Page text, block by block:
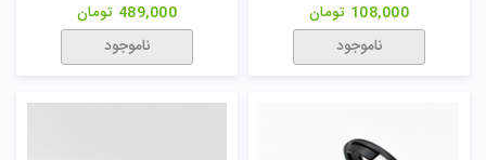
108,000 تومان
ناموجود
489,000 تومان
ناموجود